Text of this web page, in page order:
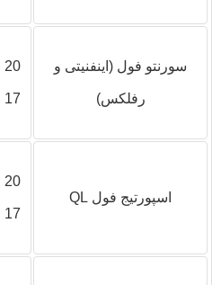
سورنتو فول (اینفنیتى و
رفلکس)
20
17
اسپورتیج فول QL
20
17